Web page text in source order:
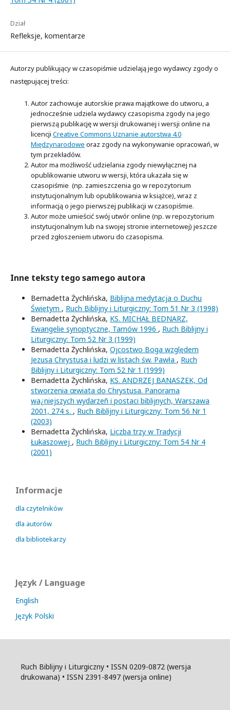
Dział
Refleksje, komentarze
Autorzy publikujący w czasopiśmie udzielają jego wydawcy zgody o
następującej treści:
Autor zachowuje autorskie prawa majątkowe do utworu, a
jednocześnie udziela wydawcy czasopisma zgody na jego
pierwszą publikację w wersji drukowanej i wersji online na
licencji Creative Commons Uznanie autorstwa 4.0
Międzynarodowe oraz zgody na wykonywanie opracowań, w
tym przekładów.
Autor ma możliwość udzielania zgody niewyłącznej na
opublikowanie utworu w wersji, która ukazała się w
czasopiśmie (np. zamieszczenia go w repozytorium
instytucjonalnym lub opublikowania w książce), wraz z
informacją o jego pierwszej publikacji w czasopiśmie.
Autor może umieścić swój utwór online (np. w repozytorium
instytucjonalnym lub na swojej stronie internetowej) jeszcze
przed zgłoszeniem utworu do czasopisma.
Inne teksty tego samego autora
Bernadetta Żychlińska, Biblijna medytacja o Duchu
Świętym , Ruch Biblijny i Liturgiczny: Tom 51 Nr 3 (1998)
Bernadetta Żychlińska, KS. MICHAŁ BEDNARZ,
Ewangelie synoptyczne, Tarnów 1996 , Ruch Biblijny i
Liturgiczny: Tom 52 Nr 3 (1999)
Bernadetta Żychlińska, Ojcostwo Boga względem
Jezusa Chrystusa i ludzi w listach św. Pawła , Ruch
Biblijny i Liturgiczny: Tom 52 Nr 1 (1999)
Bernadetta Żychlińska, KS. ANDRZEJ BANASZEK, Od
stworzenia œwiata do Chrystusa. Panorama
wa¿niejszych wydarzeñ i postaci biblijnych, Warszawa
2001, 274 s. , Ruch Biblijny i Liturgiczny: Tom 56 Nr 1
(2003)
Bernadetta Żychlińska, Liczba trzy w Tradycji
Łukaszowej , Ruch Biblijny i Liturgiczny: Tom 54 Nr 4
(2001)
Informacje
dla czytelników
dla autorów
dla bibliotekarzy
Język / Language
English
Język Polski
Ruch Biblijny i Liturgiczny • ISSN 0209-0872 (wersja
drukowana) • ISSN 2391-8497 (wersja online)